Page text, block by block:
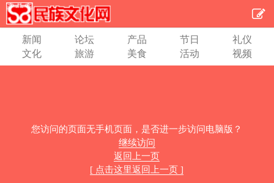
新闻 论坛 产品 节日
礼仪
文化
旅游 美食 活动 视频
您访问的页面无手机页面，是否进一步访问电脑版？
继续访问
返回上一页
[ 点击这里返回上一页 ]